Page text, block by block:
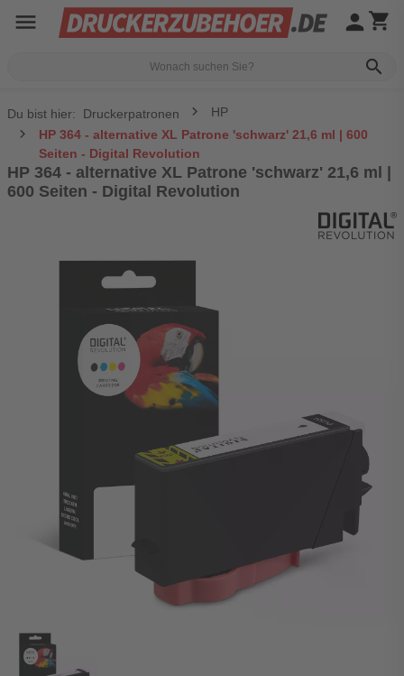
menu
search
person shopping_cart
Du bist hier: Druckerpatronen
HP
HP 364 - alternative XL Patrone 'schwarz' 21,6 ml | 600
Seiten - Digital Revolution
HP 364 - alternative XL Patrone 'schwarz' 21,6 ml |
600 Seiten - Digital Revolution